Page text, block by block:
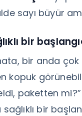
sayı büyür
bir
bir anda
kopuk
paketten
bir